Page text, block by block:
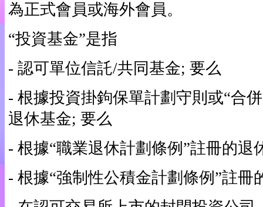
為正式會員或海外會員。
“投資基金”是指
- 認可單位信託/共同基金; 要么
- 根據投資掛鉤保單計劃守則或“合
退休基金; 要么
- 根據“職業退休計劃條例”註冊的退
- 根據“強制性公積金計劃條例”註冊